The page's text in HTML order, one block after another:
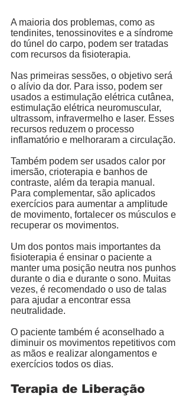
A maioria dos problemas, como as
tendinites, tenossinovites e a síndrome
do túnel do carpo, podem ser tratadas
com recursos da fisioterapia.
Nas primeiras sessões, o objetivo será
o alívio da dor. Para isso, podem ser
usados a estimulação elétrica cutânea,
estimulação elétrica neuromuscular,
ultrassom, infravermelho e laser. Esses
recursos reduzem o processo
inflamatório e melhoraram a circulação.
Também podem ser usados calor por
imersão, crioterapia e banhos de
contraste, além da terapia manual.
Para complementar, são aplicados
exercícios para aumentar a amplitude
de movimento, fortalecer os músculos e
recuperar os movimentos.
Um dos pontos mais importantes da
fisioterapia é ensinar o paciente a
manter uma posição neutra nos punhos
durante o dia e durante o sono. Muitas
vezes, é recomendado o uso de talas
para ajudar a encontrar essa
neutralidade.
O paciente também é aconselhado a
diminuir os movimentos repetitivos com
as mãos e realizar alongamentos e
exercícios todos os dias.
Terapia de Liberação